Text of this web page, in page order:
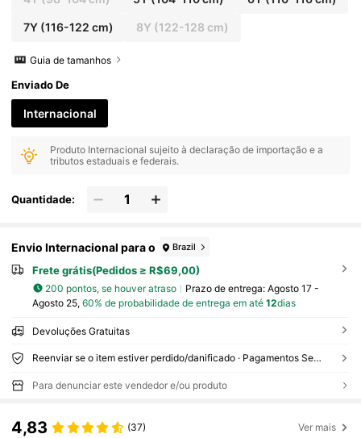
7Y(116-122 cm) 8Y (122-128 cm)
Guia de tamanhos
Enviado De
Internacional
Produto Internacional sujeito à declaração de importação e a
tributos estaduais e federais.
Quantidade:
Envio Internacional para o Brazil
Frete grátis(Pedidos ≥ R$69,00)
200 pontos, se houver atraso Prazo de entrega: Agosto 17 -
Agosto 25, 60% de probabilidade de entrega em até 12dias
Devoluções Gratuitas
Reenviar se o item estiver perdido/danificado · Pagamentos Seguros · Proteção de privacidade
Para denunciar este vendedor e/ou produto
4,83 (37) Ver mais